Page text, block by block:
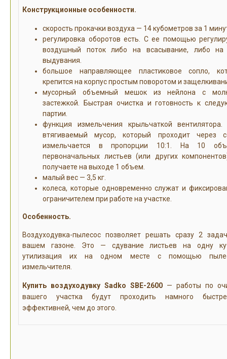
Конструкционные особенности.
скорость прокачки воздуха — 14 кубометров за 1
регулировка оборотов есть. С ее помощью
воздушный поток либо на всасывание, либо на
выдувания.
большое направляющее пластиковое сопло,
крепится на корпус простым поворотом и
мусорный объемный мешок из нейлона с
застежкой. Быстрая очистка и готовность к
партии.
функция измельчения крыльчаткой вентилятора.
втягиваемый мусор, который проходит через
измельчается в пропорции 10:1. На 10
первоначальных листьев (или других
получаете на выходе 1 объем.
малый вес — 3,5 кг.
колеса, которые одновременно служат и
ограничителем при работе на участке.
Особенность.
Воздуходувка-пылесос позволяет решать сразу 2
вашем газоне. Это — сдувание листьев на одну
утилизация их на одном месте с помощью
измельчителя.
Купить воздуходувку Sadko SBE-2600 — работы по
вашего участка будут проходить намного
эффективней, чем до этого.